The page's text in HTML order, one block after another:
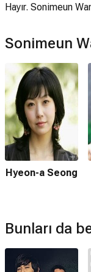
Hayır. Sonimeun
Sonimeun
Hyeon-a Seong
Bunları da